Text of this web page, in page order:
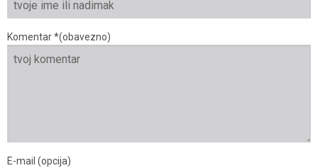
Komentar *(obavezno)
E-mail (opcija)